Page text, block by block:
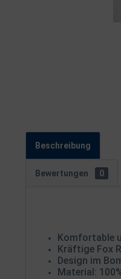
Beschreibung
Bewertungen 0
Komfortable
Kräftige Fox
Design im
Material: